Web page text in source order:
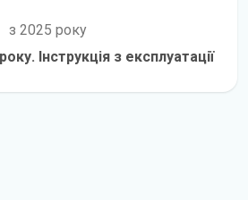
з 2025 року
Інструкція з експлуатації